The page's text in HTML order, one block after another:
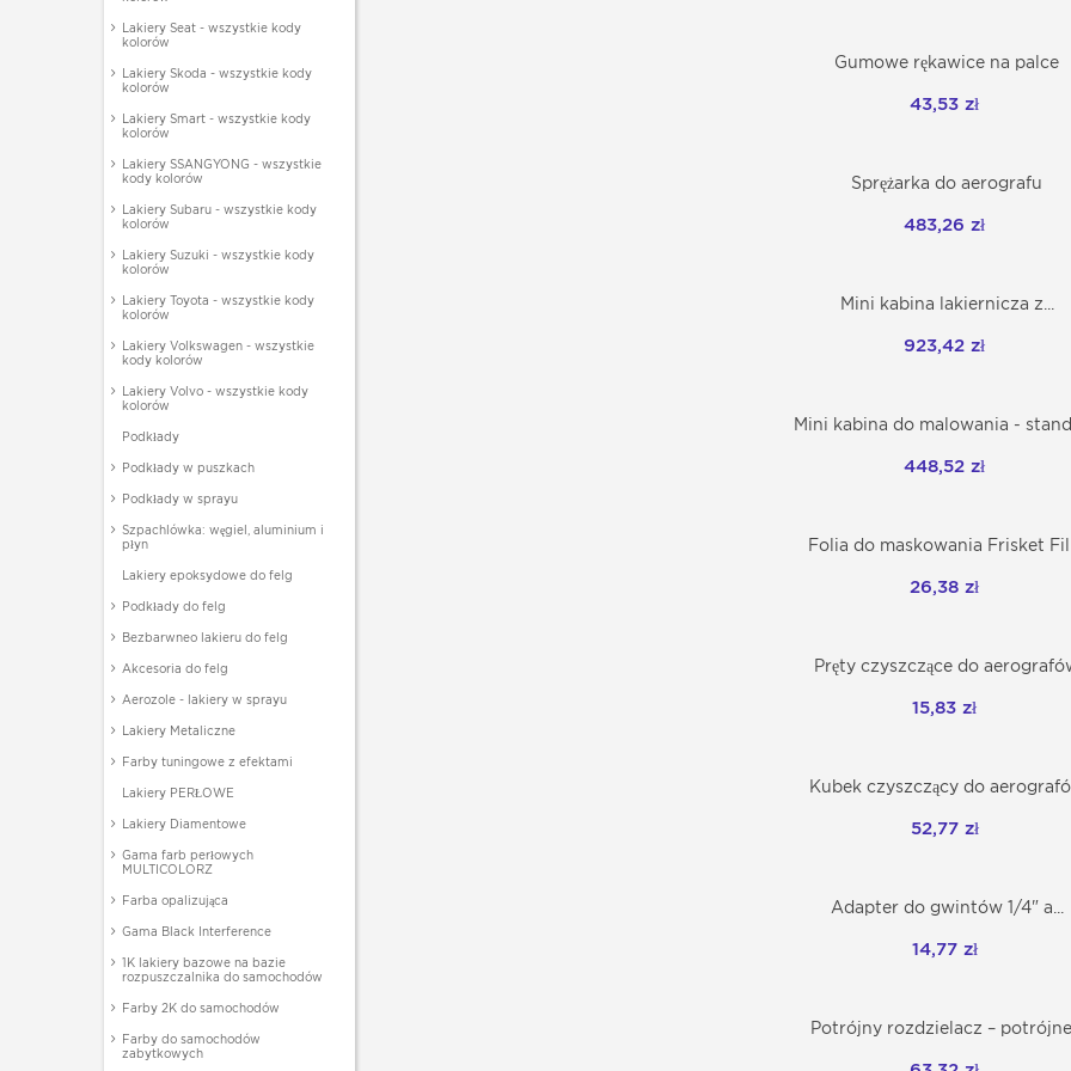
Lakiery Seat - wszystkie kody
kolorów
Lakiery Skoda - wszystkie kody
kolorów
Lakiery Smart - wszystkie kody
kolorów
Lakiery SSANGYONG - wszystkie
kody kolorów
Lakiery Subaru - wszystkie kody
kolorów
Lakiery Suzuki - wszystkie kody
kolorów
Lakiery Toyota - wszystkie kody
kolorów
Lakiery Volkswagen - wszystkie
kody kolorów
Lakiery Volvo - wszystkie kody
kolorów
Podkłady
Podkłady w puszkach
Podkłady w sprayu
Szpachlówka: węgiel, aluminium i
płyn
Lakiery epoksydowe do felg
Podkłady do felg
Bezbarwneo lakieru do felg
Akcesoria do felg
Aerozole - lakiery w sprayu
Lakiery Metaliczne
Farby tuningowe z efektami
Lakiery PERŁOWE
Lakiery Diamentowe
Gama farb perłowych
MULTICOLORZ
Farba opalizująca
Gama Black Interference
1K lakiery bazowe na bazie
rozpuszczalnika do samochodów
Farby 2K do samochodów
Farby do samochodów
zabytkowych
Dodaj do koszyka
Gumowe rękawice na palce
43,53 zł
Dodaj do koszyka
Sprężarka do aerografu
483,26 zł
Dodaj do koszyka
Mini kabina lakiernicza z...
923,42 zł
Dodaj do koszyka
Mini kabina do malowania -
448,52 zł
Dodaj do koszyka
Folia do maskowania Frisket
26,38 zł
Dodaj do koszyka
Pręty czyszczące do
15,83 zł
Dodaj do koszyka
Kubek czyszczący do
52,77 zł
Dodaj do koszyka
Adapter do gwintów 1/4" a...
14,77 zł
Dodaj do koszyka
Potrójny rozdzielacz –